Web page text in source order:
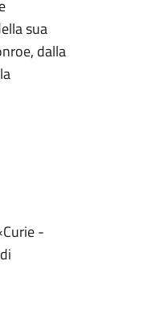
sua
dalla
-